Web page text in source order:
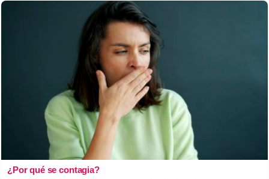
¿Por qué se contagia?